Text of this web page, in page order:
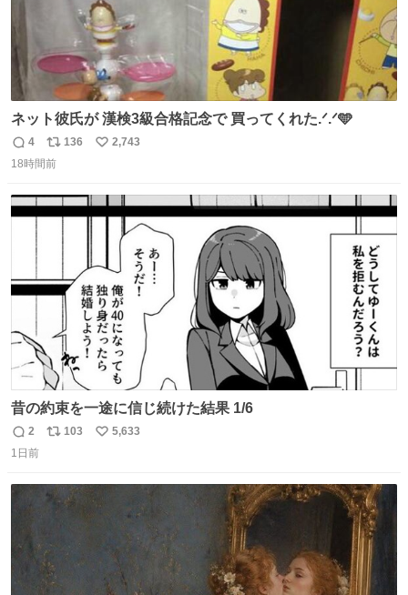
ネット彼氏が 漢検3級合格記念で 買ってくれた.ᐟ.ᐟ🩵
返
信
4
リ
ポ
ト
136
い
数
2,743
18時間前
昔の約束を一途に信じ続けた結果 1/6
返
信
2
リ
ト
103
い
5,633
1日前